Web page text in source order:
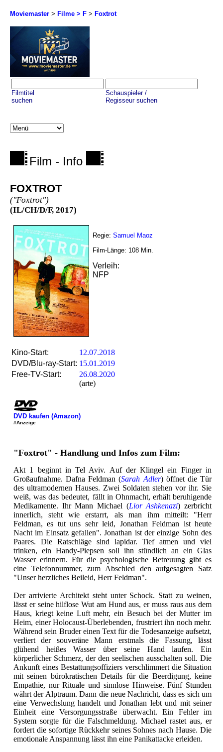
Moviemaster > Filme > F > Foxtrot
Filmtitel
suchen
Schauspieler /
Regisseur suchen
Film - Info
FOXTROT
("Foxtrot")
(IL/CH/D/F, 2017)
Regie: Samuel Maoz
Film-Länge: 108 Min.
Verleih:
NFP
Kino-Start:
12.07.2018
DVD/Blu-ray-Start: 15.01.2019
Free-TV-Start:
26.08.2020
(arte)
DVD kaufen (Amazon)
#Anzeige
"Foxtrot" - Handlung und Infos zum Film:
Akt 1 beginnt in Tel Aviv. Auf der Klingel ein Finger in
Großaufnahme. Dafna Feldman (Sarah Adler) öffnet die Tür
des ultramodernen Hauses. Zwei Soldaten stehen vor ihr. Sie
weiß, was das bedeutet, fällt in Ohnmacht, erhält beruhigende
Medikamente. Ihr Mann Michael (Lior Ashkenazi) zerbricht
innerlich, steht wie erstarrt, als man ihm mitteilt: "Herr
Feldman, es tut uns sehr leid, Jonathan Feldman ist heute
Nacht im Einsatz gefallen". Jonathan ist der einzige Sohn des
Paares. Die Ratschläge sind lapidar. Tief atmen und viel
trinken, ein Handy-Piepsen soll ihn stündlich an ein Glas
Wasser erinnern. Für die psychologische Betreuung gibt es
eine Telefonnummer, zum Abschied den aufgesagten Satz
"Unser herzliches Beileid, Herr Feldman".
Der arrivierte Architekt steht unter Schock. Statt zu weinen,
lässt er seine hilflose Wut am Hund aus, er muss raus aus dem
Haus, kriegt keine Luft mehr, ein Besuch bei der Mutter im
Heim, einer Holocaust-Überlebenden, frustriert ihn noch mehr.
Während sein Bruder einen Text für die Todesanzeige aufsetzt,
verliert der souveräne Mann erstmals die Fassung, lässt
glühend heißes Wasser über seine Hand laufen. Ein
körperlicher Schmerz, der den seelischen ausschalten soll. Die
Ankunft eines Bestattungsoffiziers verschlimmert die Situation
mit seinen bürokratischen Details für die Beerdigung, keine
Empathie, nur Rituale und sinnlose Hinweise. Fünf Stunden
währt der Alptraum. Dann die neue Nachricht, dass es sich um
eine Verwechslung handelt und Jonathan lebt und mit seiner
Einheit eine Versorgungsstraße überwacht. Ein Fehler im
System sorgte für die Falschmeldung. Michael rastet aus, er
fordert die sofortige Rückkehr seines Sohnes nach Hause. Die
emotionale Anspannung lässt ihn eine Panikattacke erleiden.